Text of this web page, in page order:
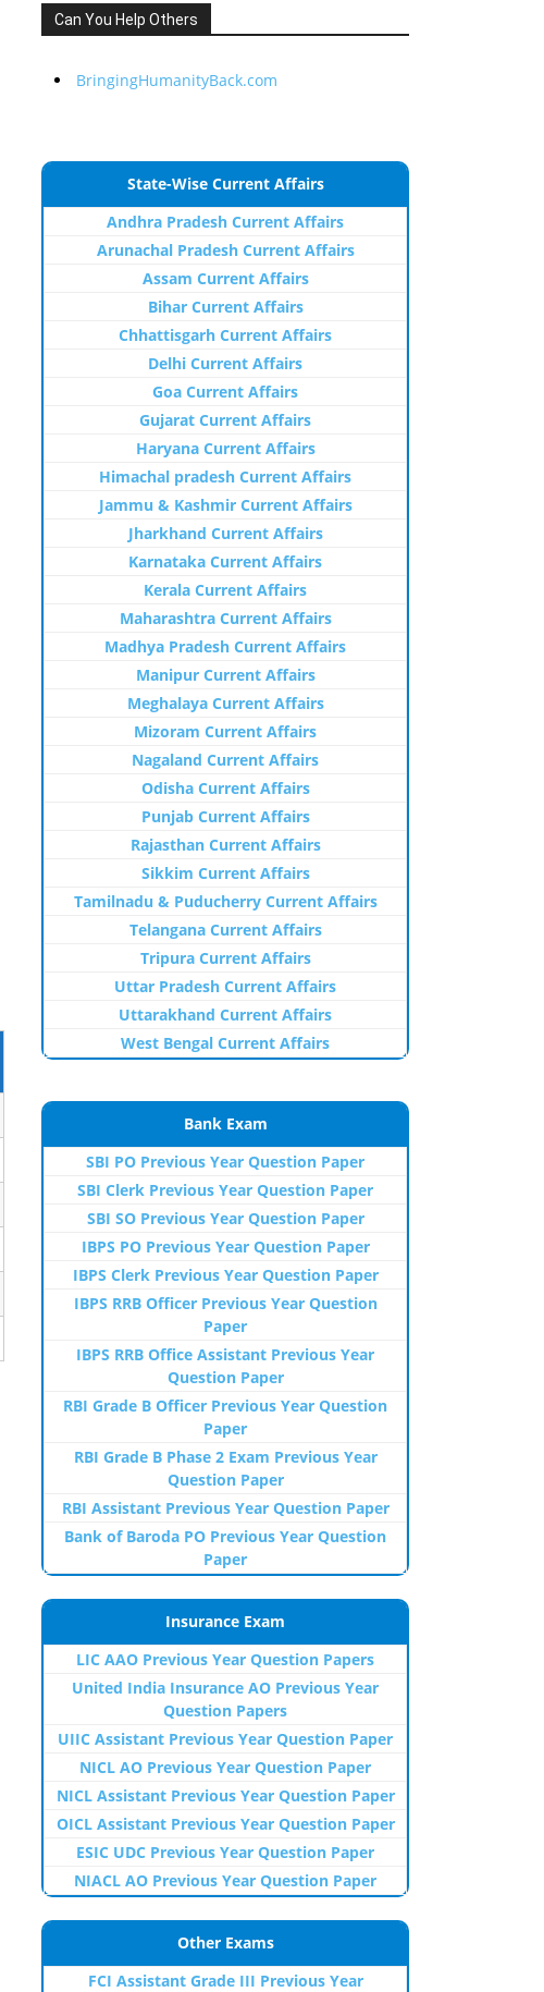
Can You Help Others
BringingHumanityBack.com
State-Wise Current Affairs
Andhra Pradesh Current Affairs
Arunachal Pradesh Current Affairs
Assam Current Affairs
Bihar Current Affairs
Chhattisgarh Current Affairs
Delhi Current Affairs
Goa Current Affairs
Gujarat Current Affairs
Haryana Current Affairs
Himachal pradesh Current Affairs
Jammu & Kashmir Current Affairs
Jharkhand Current Affairs
Karnataka Current Affairs
Kerala Current Affairs
Maharashtra Current Affairs
Madhya Pradesh Current Affairs
Manipur Current Affairs
Meghalaya Current Affairs
Mizoram Current Affairs
Nagaland Current Affairs
Odisha Current Affairs
Punjab Current Affairs
Rajasthan Current Affairs
Sikkim Current Affairs
Tamilnadu & Puducherry Current Affairs
Telangana Current Affairs
Tripura Current Affairs
Uttar Pradesh Current Affairs
Uttarakhand Current Affairs
West Bengal Current Affairs
Bank Exam
SBI PO Previous Year Question Paper
SBI Clerk Previous Year Question Paper
SBI SO Previous Year Question Paper
IBPS PO Previous Year Question Paper
IBPS Clerk Previous Year Question Paper
IBPS RRB Officer Previous Year Question
Paper
IBPS RRB Office Assistant Previous Year
Question Paper
RBI Grade B Officer Previous Year Question
Paper
RBI Grade B Phase 2 Exam Previous Year
Question Paper
RBI Assistant Previous Year Question Paper
Bank of Baroda PO Previous Year Question
Paper
Insurance Exam
LIC AAO Previous Year Question Papers
United India Insurance AO Previous Year
Question Papers
UIIC Assistant Previous Year Question Paper
NICL AO Previous Year Question Paper
NICL Assistant Previous Year Question Paper
OICL Assistant Previous Year Question Paper
ESIC UDC Previous Year Question Paper
NIACL AO Previous Year Question Paper
Other Exams
FCI Assistant Grade III Previous Year